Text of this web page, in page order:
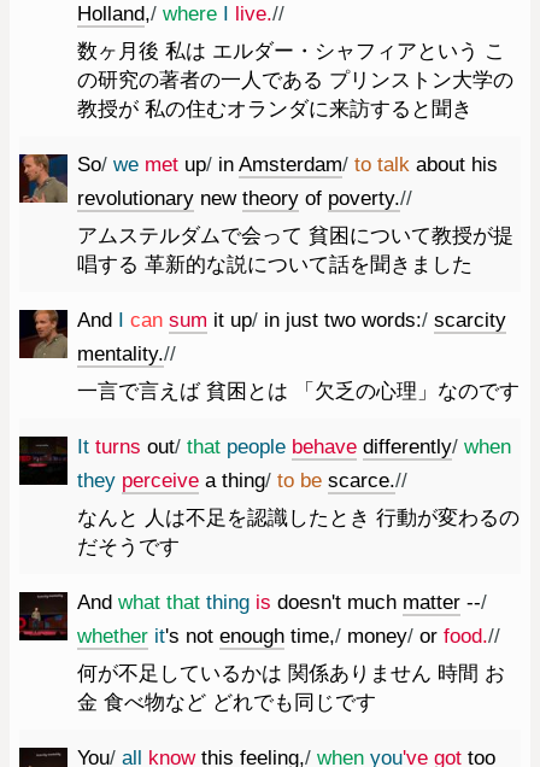
Holland,/ where I live.//
数ヶ月後 私は エルダー・シャフィアという こ
の研究の著者の一人である プリンストン大学の
教授が 私の住むオランダに来訪すると聞き
So/ we met up/ in Amsterdam/ to talk about his
revolutionary new theory of poverty.//
アムステルダムで会って 貧困について教授が提
唱する 革新的な説について話を聞きました
And I can sum it up/ in just two words:/ scarcity
mentality.//
一言で言えば 貧困とは 「欠乏の心理」なのです
It turns out/ that people behave differently/ when
they perceive a thing/ to be scarce.//
なんと 人は不足を認識したとき 行動が変わるの
だそうです
And what that thing is doesn't much matter --/
whether it's not enough time,/ money/ or food.//
何が不足しているかは 関係ありません 時間 お
金 食べ物など どれでも同じです
You/ all know this feeling,/ when you've got too